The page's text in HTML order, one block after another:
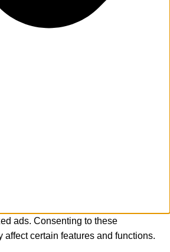
ads. Consenting to these
certain features and functions.